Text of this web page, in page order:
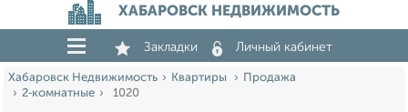
ХАБАРОВСК НЕДВИЖИМОСТЬ
Закладки Личный кабинет
Хабаровск Недвижимость Квартиры
Продажа
2‑комнатные
1020